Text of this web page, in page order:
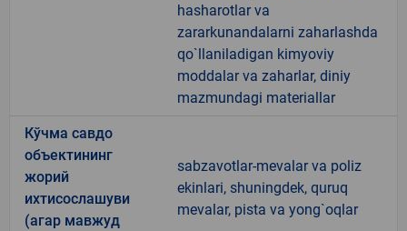
hasharotlar va
zararkunandalarni zaharlashda
qo`llaniladigan kimyoviy
moddalar va zaharlar, diniy
mazmundagi materiallar
Кўчма савдо
объектининг
жорий
ихтисослашуви
(агар мавжуд
sabzavotlar-mevalar va poliz
ekinlari, shuningdek, quruq
mevalar, pista va yong`oqlar